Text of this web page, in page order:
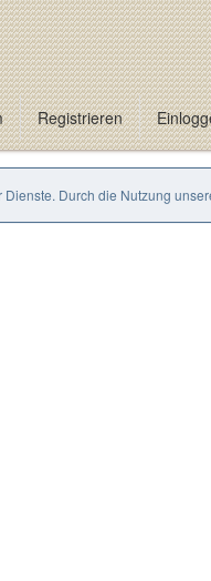
Registrieren
Durch die Nutzung